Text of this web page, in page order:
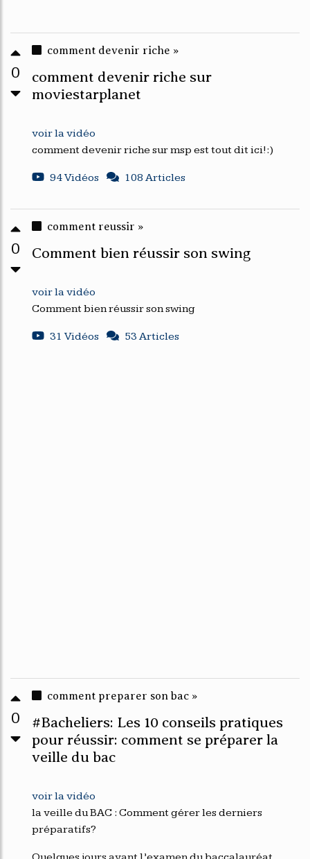
0
comment devenir riche »
comment devenir riche sur
moviestarplanet
voir la vidéo
comment devenir riche sur msp est tout dit ici!:)
94 Vidéos 108 Articles
0
comment reussir »
Comment bien réussir son swing
voir la vidéo
Comment bien réussir son swing
31 Vidéos 53 Articles
0
comment preparer son bac »
#Bacheliers: Les 10 conseils pratiques
pour réussir: comment se préparer la
veille du bac
voir la vidéo
la veille du BAC : Comment gérer les derniers
préparatifs?